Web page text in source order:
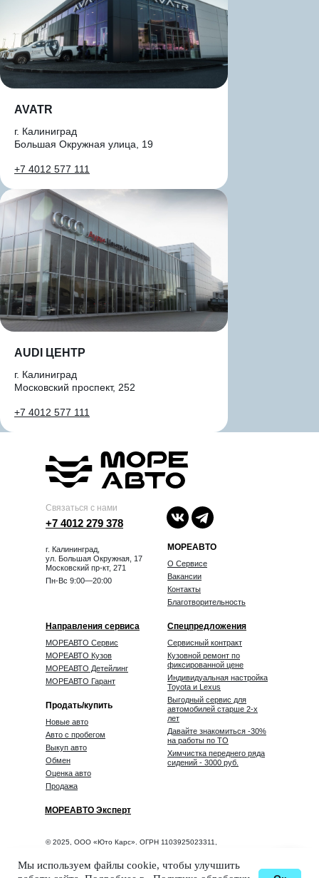
AVATR
г. Калиниград
Большая Окружная улица, 19
+7 4012 577 111
AUDI ЦЕНТР
г. Калиниград
Московский проспект, 252
+7 4012 577 111
Направления сервиса
МОРЕАВТО Сервис
МОРЕАВТО Кузов
МОРЕАВТО Детейлинг
МОРЕАВТО Гарант
© 2025, ООО «Юто Карс». ОГРН 1103925023311,
Политика обработки персональных данных
Соглашение на обработку персональных данных
Кузовной ремонт по
фиксированной цене
Индивидуальная настройка
Toyota и Lexus
Выгодный сервис для
автомобилей старше 2-х
лет
Давайте знакомиться -30%
на работы по ТО
Химчистка переднего ряда
сидений - 3000 руб.
Сервисный контракт
Спецпредложения
МОРЕАВТО
О Сервисе
Вакансии
Контакты
Благотворительность
Авто с пробегом
Выкуп авто
Обмен
Оценка авто
Продажа
Новые авто
Продать/купить
МОРЕАВТО Эксперт
Связаться с нами
г. Калининград,
ул. Большая Окружная, 17
Московский пр-кт, 271
Пн-Вс 9:00—20:00
+7 4012 279 378
Мы используем файлы cookie, чтобы улучшить